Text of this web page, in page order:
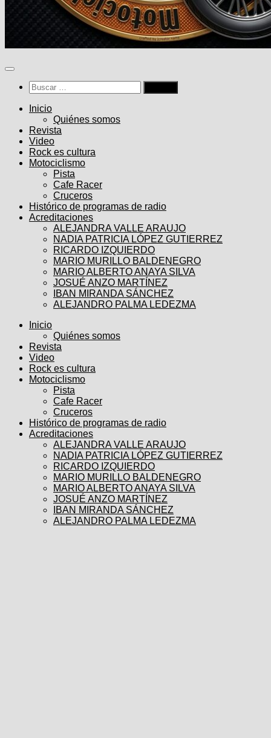
Buscar:
Inicio
Quiénes somos
Revista
Video
Rock es cultura
Motociclismo
Pista
Cafe Racer
Cruceros
Histórico de programas de radio
Acreditaciones
ALEJANDRA VALLE ARAUJO
NADIA PATRICIA LÓPEZ GUTIERREZ
RICARDO IZQUIERDO
MARIO MURILLO BALDENEGRO
MARIO ALBERTO ANAYA SILVA
JOSUÉ ANZO MARTÍNEZ
IBAN MIRANDA SÁNCHEZ
ALEJANDRO PALMA LEDEZMA
Inicio
Quiénes somos
Revista
Video
Rock es cultura
Motociclismo
Pista
Cafe Racer
Cruceros
Histórico de programas de radio
Acreditaciones
ALEJANDRA VALLE ARAUJO
NADIA PATRICIA LÓPEZ GUTIERREZ
RICARDO IZQUIERDO
MARIO MURILLO BALDENEGRO
MARIO ALBERTO ANAYA SILVA
JOSUÉ ANZO MARTÍNEZ
IBAN MIRANDA SÁNCHEZ
ALEJANDRO PALMA LEDEZMA